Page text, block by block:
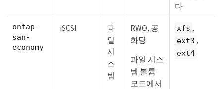
다
ontap-
san-
economy
iSCSI
파
일
시
스
템
RWO, 공
화당
파일 시스
템 볼륨
모드에서
xfs ,
ext3 ,
ext4